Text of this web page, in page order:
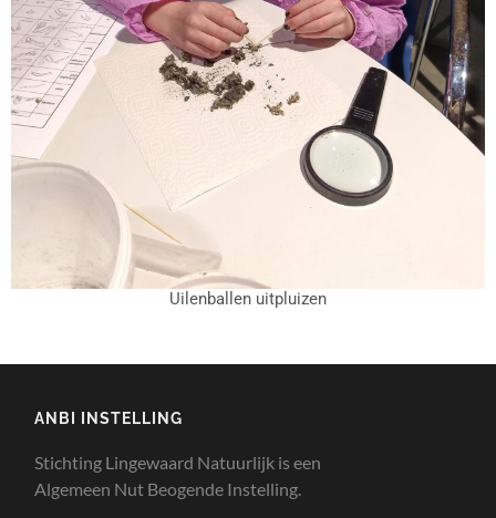
Uilenballen uitpluizen
ANBI INSTELLING
Stichting Lingewaard Natuurlijk is een
Algemeen Nut Beogende Instelling.